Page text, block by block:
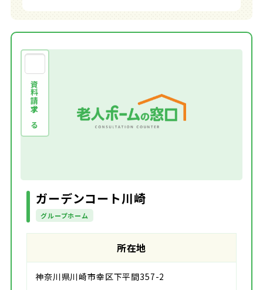
資料請求する
ガーデンコート川崎
グループホーム
所在地
神奈川県川崎市幸区下平間357-2